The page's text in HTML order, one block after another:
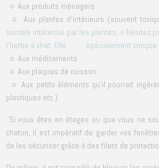
○ Aux produits ménagers
○ Aux plantes d'intérieurs (souvent
semble intéressé par les plantes, n'hésitez
l'herbe à chat. Elle spécialement conçue
○ Aux médicaments
○ Aux plaques de cuisson
○ Aux petits éléments qu'il pourrait
plastiques etc.)
Si vous êtes en étages ou que vous ne
chaton, il est impératif de garder vos
de les sécuriser grâce à des filets de